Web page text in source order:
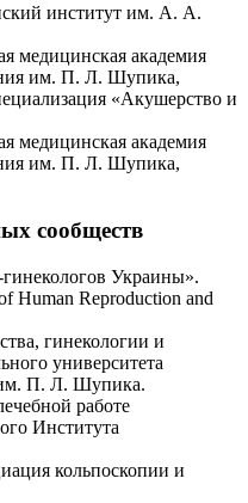
институт им. А. А.
медицинская академия
им. П. Л. Шупика,
«Акушерство и
медицинская академия
им. П. Л. Шупика,
сообществ
Украины».
Human Reproduction and
гинекологии и
университета
П. Л. Шупика.
работе
Института
кольпоскопии и